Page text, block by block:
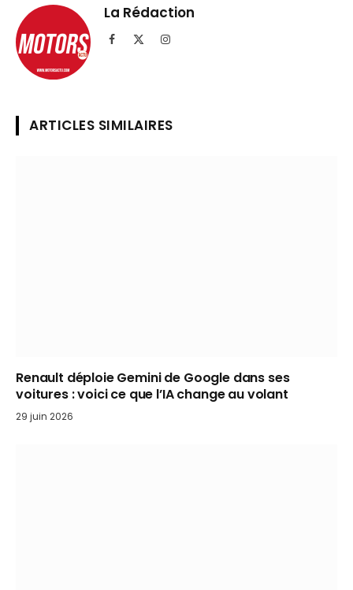
Telegram
La Rédaction
Facebook Instagram
ARTICLES SIMILAIRES
Renault déploie Gemini de Google dans ses
voitures : voici ce que l’IA change au volant
29 juin 2026